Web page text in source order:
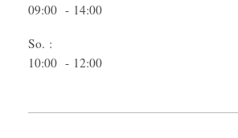
09:00 - 14:00
So. :
10:00 - 12:00